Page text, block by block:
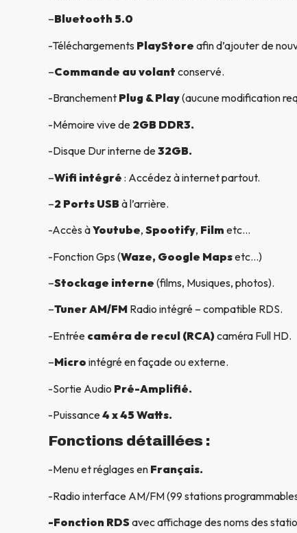
–Bluetooth 5.0
-Téléchargements PlayStore afin d’ajouter de
–Commande au volant conservé.
-Branchement Plug & Play(aucune modification
-Mémoire vive de 2GB DDR3.
-Disque Dur interne de32GB.
–Wifi intégré : Accédez à internet partout.
–2 Ports USBà l’arrière.
-Accès àYoutube, Spootify, Film etc…
-Fonction Gps (Waze, Google Mapsetc…)
–Stockage interne (films, Musiques, photos).
–Tuner AM/FM Radio intégré – compatible RDS.
-Entrée caméra de recul (RCA)caméra Full HD.
–Micro intégré en façade ou externe.
-Sortie Audio Pré-Amplifié.
-Puissance4 x 45 Watts.
Fonctions détaillées :
-Menu et réglages en Français.
-Radio interface AM/FM (99 stations
-Fonction RDSavec affichage des noms des